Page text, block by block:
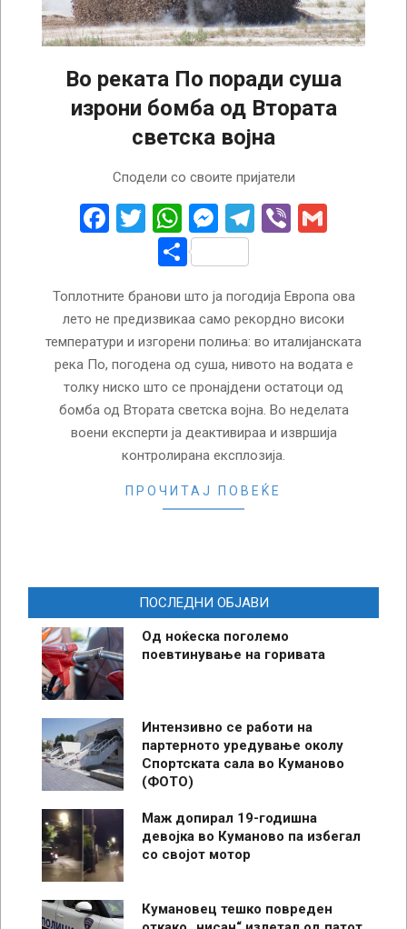
Во реката По поради суша
изрони бомба од Втората
светска војна
Сподели со своите пријатели
Facebook
Twitter
WhatsApp
Messenger
Telegram
Viber
Share
Топлотните бранови што ја погодија Европа ова
лето не предизвикаа само рекордно високи
температури и изгорени полиња: во италијанската
река По, погодена од суша, нивото на водата е
толку ниско што се пронајдени остатоци од
бомба од Втората светска војна. Во неделата
воени експерти ја деактивираа и извршија
контролирана експлозија.
ПРОЧИТАЈ ПОВЕЌЕ
ПОСЛЕДНИ ОБЈАВИ
Од ноќеска поголемо
поевтинување на горивата
Интензивно се работи на
партерното уредување околу
Спортската сала во Куманово
(ФОТО)
Маж допирал 19-годишна
девојка во Куманово па избегал
со својот мотор
Кумановец тешко повреден